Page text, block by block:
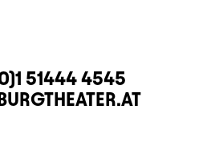
51444 4545